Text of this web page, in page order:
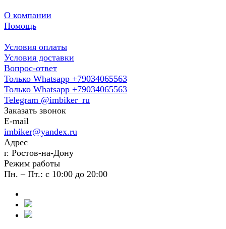
О компании
Помощь
Условия оплаты
Условия доставки
Вопрос-ответ
Только Whatsapp +79034065563
Только Whatsapp +79034065563
Telegram @imbiker_ru
Заказать звонок
E-mail
imbiker@yandex.ru
Адрес
г. Ростов-на-Дону
Режим работы
Пн. – Пт.: с 10:00 до 20:00